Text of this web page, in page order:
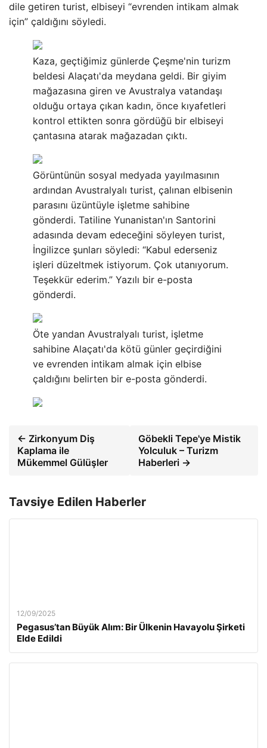
dile getiren turist, elbiseyi “evrenden intikam almak
için” çaldığını söyledi.
Kaza, geçtiğimiz günlerde Çeşme'nin turizm
beldesi Alaçatı'da meydana geldi. Bir giyim
mağazasına giren ve Avustralya vatandaşı
olduğu ortaya çıkan kadın, önce kıyafetleri
kontrol ettikten sonra gördüğü bir elbiseyi
çantasına atarak mağazadan çıktı.
Görüntünün sosyal medyada yayılmasının
ardından Avustralyalı turist, çalınan elbisenin
parasını üzüntüyle işletme sahibine
gönderdi. Tatiline Yunanistan'ın Santorini
adasında devam edeceğini söyleyen turist,
İngilizce şunları söyledi: “Kabul ederseniz
işleri düzeltmek istiyorum. Çok utanıyorum.
Teşekkür ederim.” Yazılı bir e-posta
gönderdi.
Öte yandan Avustralyalı turist, işletme
sahibine Alaçatı'da kötü günler geçirdiğini
ve evrenden intikam almak için elbise
çaldığını belirten bir e-posta gönderdi.
← Zirkonyum Diş
Kaplama ile
Mükemmel Gülüşler
Göbekli Tepe'ye Mistik
Yolculuk – Turizm
Haberleri →
Tavsiye Edilen Haberler
12/09/2025
Pegasus’tan Büyük Alım: Bir Ülkenin Havayolu Şirketi
Elde Edildi